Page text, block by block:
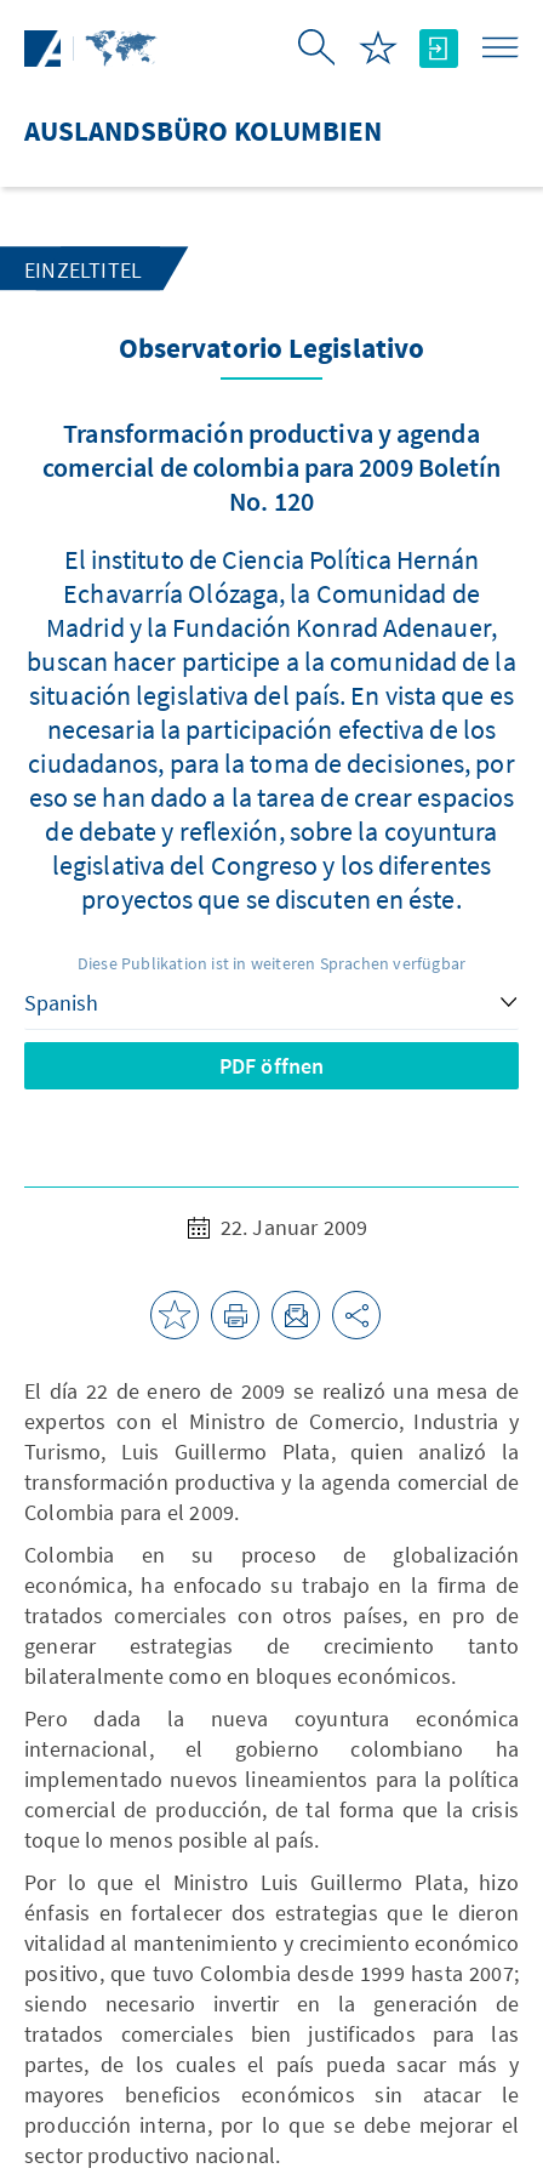
AUSLANDSBÜRO KOLUMBIEN
EINZELTITEL
Observatorio Legislativo
Transformación productiva y agenda
comercial de colombia para 2009 Boletín
No. 120
El instituto de Ciencia Política Hernán
Echavarría Olózaga, la Comunidad de
Madrid y la Fundación Konrad Adenauer,
buscan hacer participe a la comunidad de la
situación legislativa del país. En vista que es
necesaria la participación efectiva de los
ciudadanos, para la toma de decisiones, por
eso se han dado a la tarea de crear espacios
de debate y reflexión, sobre la coyuntura
legislativa del Congreso y los diferentes
proyectos que se discuten en éste.
Diese Publikation ist in weiteren Sprachen verfügbar
PDF öffnen
22. Januar 2009
El día 22 de enero de 2009 se realizó una mesa de
expertos con el Ministro de Comercio, Industria y
Turismo, Luis Guillermo Plata, quien analizó la
transformación productiva y la agenda comercial de
Colombia para el 2009.
Colombia en su proceso de globalización
económica, ha enfocado su trabajo en la firma de
tratados comerciales con otros países, en pro de
generar estrategias de crecimiento tanto
bilateralmente como en bloques económicos.
Pero dada la nueva coyuntura económica
internacional, el gobierno colombiano ha
implementado nuevos lineamientos para la política
comercial de producción, de tal forma que la crisis
toque lo menos posible al país.
Por lo que el Ministro Luis Guillermo Plata, hizo
énfasis en fortalecer dos estrategias que le dieron
vitalidad al mantenimiento y crecimiento económico
positivo, que tuvo Colombia desde 1999 hasta 2007;
siendo necesario invertir en la generación de
tratados comerciales bien justificados para las
partes, de los cuales el país pueda sacar más y
mayores beneficios económicos sin atacar le
producción interna, por lo que se debe mejorar el
sector productivo nacional.